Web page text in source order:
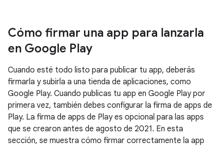
Cómo firmar una app para lanzarla
en Google Play
Cuando esté todo listo para publicar tu app, deberás
firmarla y subirla a una tienda de aplicaciones, como
Google Play. Cuando publicas tu app en Google Play por
primera vez, también debes configurar la firma de apps de
Play. La firma de apps de Play es opcional para las apps
que se crearon antes de agosto de 2021. En esta
sección, se muestra cómo firmar correctamente la app